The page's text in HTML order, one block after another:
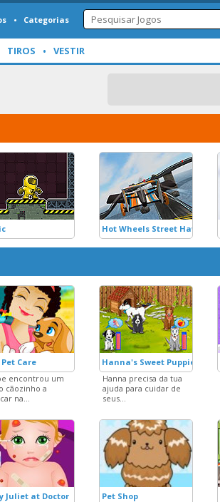
Categorias
TIROS VESTIR
Hot Wheels Street Hawk
Care
encontrou um
cãozinho a
na...
Hanna's Sweet Puppies
Hanna precisa da tua
ajuda para cuidar de
seus...
Juliet at Doctor
Pet Shop